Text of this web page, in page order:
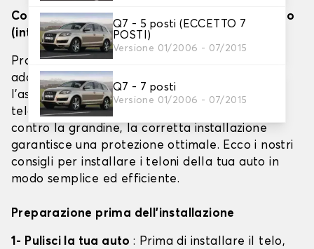
Q7 - 5 posti (ECCETTO 7
POSTI)
Versione 01/2006 - 07/2015
Q7 - 7 posti
Versione 01/2006 - 07/2015
Come installare efficacemente i teloni per auto
(interno, esterno e barriera antigrandine)
Proteggere il proprio veicolo con un telone
adatto è fondamentale per preservarne
l'aspetto e prolungarne la vita. Che si tratti di
teloni per interni, esterni o per uso speciale
contro la grandine, la corretta installazione
garantisce una protezione ottimale. Ecco i nostri
consigli per installare i teloni della tua auto in
modo semplice ed efficiente.
Preparazione prima dell'installazione
1- Pulisci la tua auto: Prima di installare il telo,